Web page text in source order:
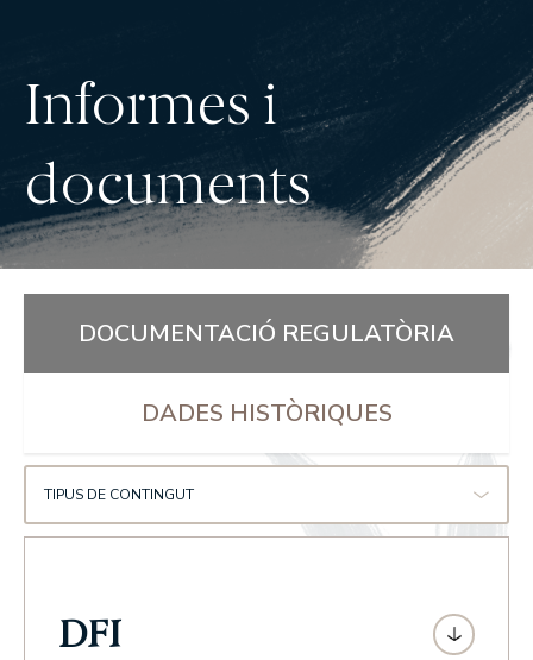
Informes i
documents
DOCUMENTACIÓ REGULATÒRIA
DADES HISTÒRIQUES
TIPUS DE CONTINGUT
DFI